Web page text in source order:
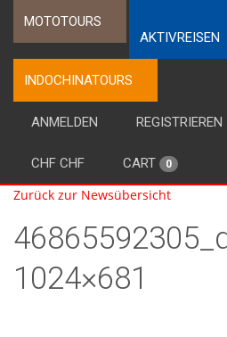
MOTOTOURS
AKTIVREISEN
INDOCHINATOURS
ANMELDEN REGISTRIEREN
CHF CHF CART 0
Zurück zur Newsübersicht
1024×681